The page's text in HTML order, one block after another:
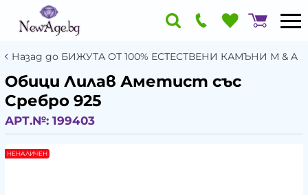
Назад до БИЖУТА ОТ 100% ЕСТЕСТВЕНИ КАМЪНИ М & A
Обици Лилав Аметист със
Сребро 925
АРТ.№: 199403
НЕНАЛИЧЕН